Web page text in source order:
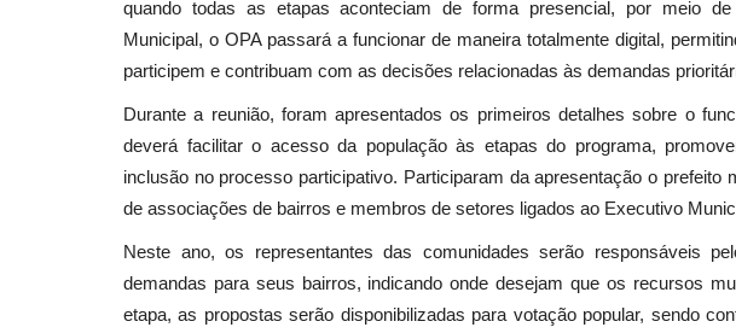
quando todas as etapas aconteciam de forma presencial, por meio
Municipal, o OPA passará a funcionar de maneira totalmente digital,
participem e contribuam com as decisões relacionadas às demandas
Durante a reunião, foram apresentados os primeiros detalhes sobre o
deverá facilitar o acesso da população às etapas do programa,
inclusão no processo participativo. Participaram da apresentação o prefeito
de associações de bairros e membros de setores ligados ao Executivo
Neste ano, os representantes das comunidades serão responsáveis
demandas para seus bairros, indicando onde desejam que os recursos
etapa, as propostas serão disponibilizadas para votação popular, sendo